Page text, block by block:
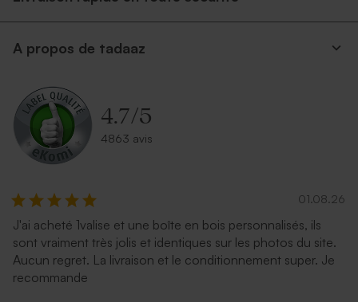
Magnifique enveloppe
carrée blanche
Superbe enveloppe carrée
crème
Enveloppe rose pâle
A propos de tadaaz
4.7/5
4863 avis
01.08.26
J'ai acheté 1valise et une boîte en bois personnalisés, ils
sont vraiment très jolis et identiques sur les photos du site.
Aucun regret. La livraison et le conditionnement super. Je
recommande